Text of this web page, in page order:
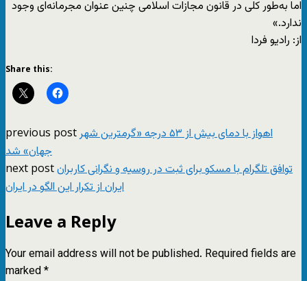
اما به‌طور کلی در قانون مجازات اسلامی چنین عنوان مجرمانه‌ای وجود
ندارد.»
از: رادیو فردا
Share this:
previous postاهواز با دمای بیش از ۵۳ درجه «گرمترین شهر
جهان» شد
next postتوافق تلگرام با مسکو برای ثبت در روسیه و نگرانی کاربران
ایران از تکرار این الگو در ایران
Leave a Reply
Your email address will not be published. Required fields are
marked*